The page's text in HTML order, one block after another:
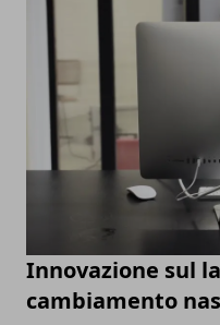
Innovazione sul
cambiamento